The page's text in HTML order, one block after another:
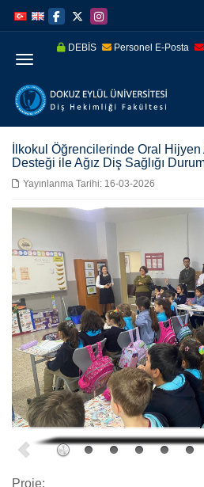
atla
Navigasyona
atla
DEBİS Personel E-Posta
Menüye Geç
İlkokul Öğrencilerinde Oral Hijyen
Desteği ile Ağız Diş Sağlığı
Yayınlanma Tarihi: 16-03-2026
Proje: